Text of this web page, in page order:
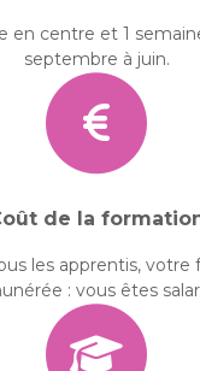
en centre et 1
septembre à juin.
de la
les apprentis, votre
: vous êtes